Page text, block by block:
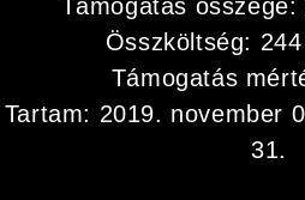
Támogatás
Összköltség:
Támogatás
Tartam: 2019. november
31.